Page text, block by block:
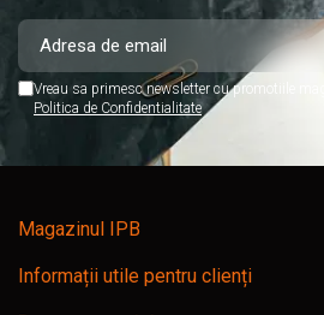
Vreau sa primesc newsletter cu promotiile
Politica de Confidentialitate
Magazinul IPB
Informații utile pentru clienți